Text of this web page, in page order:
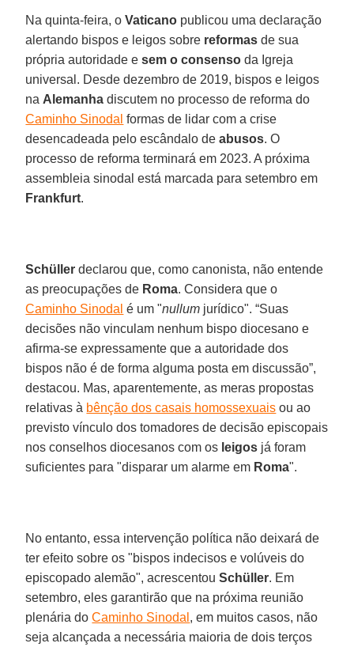
Na quinta-feira, oVaticano publicou uma declaração
alertando bispos e leigos sobre reformas de sua
própria autoridade esem o consenso da Igreja
universal. Desde dezembro de 2019, bispos e leigos
na Alemanha discutem no processo de reforma do
Caminho Sinodal formas de lidar com a crise
desencadeada pelo escândalo deabusos. O
processo de reforma terminará em 2023. A próxima
assembleia sinodal está marcada para setembro em
Frankfurt.
Schüller declarou que, como canonista, não entende
as preocupações de Roma. Considera que o
Caminho Sinodal é um "nullum jurídico". “Suas
decisões não vinculam nenhum bispo diocesano e
afirma-se expressamente que a autoridade dos
bispos não é de forma alguma posta em discussão”,
destacou. Mas, aparentemente, as meras propostas
relativas à bênção dos casais homossexuais ou ao
previsto vínculo dos tomadores de decisão episcopais
nos conselhos diocesanos com os leigos já foram
suficientes para "disparar um alarme em Roma".
No entanto, essa intervenção política não deixará de
ter efeito sobre os "bispos indecisos e volúveis do
episcopado alemão", acrescentouSchüller. Em
setembro, eles garantirão que na próxima reunião
plenária doCaminho Sinodal , em muitos casos, não
seja alcançada a necessária maioria de dois terços